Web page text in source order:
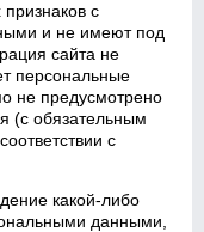
с
и не имеют под
сайта не
персональные
не предусмотрено
(с обязательным
с
какой‑либо
данными,